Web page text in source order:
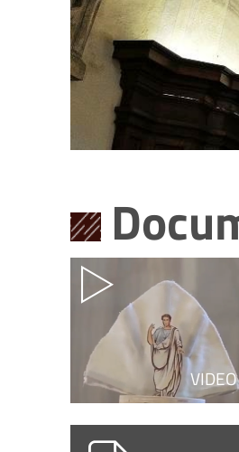
VIDEO
Modulo richiesta